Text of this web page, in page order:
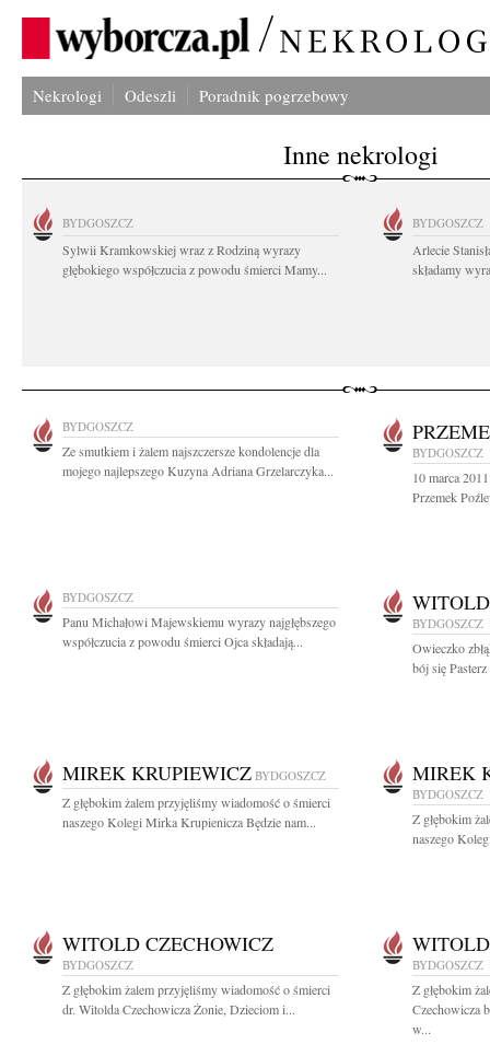
Nekrologi Odeszli Poradnik pogrzebowy
Inne nekrologi
BYDGOSZCZ
Sylwii Kramkowskiej wraz z Rodziną wyrazy
głębokiego współczucia z powodu śmierci Mamy...
BYDGOSZCZ
Arlecie
składamy
BYDGOSZCZ
Ze smutkiem i żalem najszczersze kondolencje dla
mojego najlepszego Kuzyna Adriana Grzelarczyka...
BYDGOSZCZ
10 marca
Przemek
BYDGOSZCZ
Panu Michałowi Majewskiemu wyrazy najgłębszego
współczucia z powodu śmierci Ojca składają...
BYDGOSZCZ
Owieczko
bój się
MIREK KRUPIEWICZ BYDGOSZCZ
Z głębokim żalem przyjęliśmy wiadomość o śmierci
naszego Kolegi Mirka Krupienicza Będzie nam...
MIREK
BYDGOSZCZ
Z głębokim
naszego
WITOLD CZECHOWICZ
BYDGOSZCZ
Z głębokim żalem przyjęliśmy wiadomość o śmierci
dr. Witolda Czechowicza Żonie, Dzieciom i...
BYDGOSZCZ
Z głębokim
Czechowicza
w...